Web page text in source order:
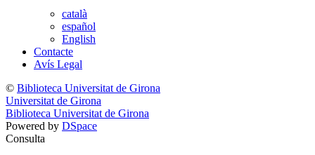
català
español
English
Contacte
Avís Legal
© Biblioteca Universitat de Girona
Universitat de Girona
Biblioteca Universitat de Girona
Powered by DSpace
Consulta